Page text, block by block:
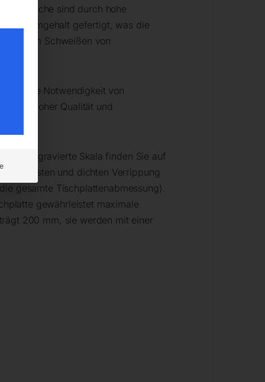
sind durch hohe
Chromgehalt gefertigt, was die
beim Schweißen von
ohne die Notwendigkeit von
hoher Qualität und
die eingravierte Skala finden Sie auf
robusten und dichten Verrippung
gesamte Tischplattenabmessung).
gewährleistet maximale
200 mm, sie werden mit einer